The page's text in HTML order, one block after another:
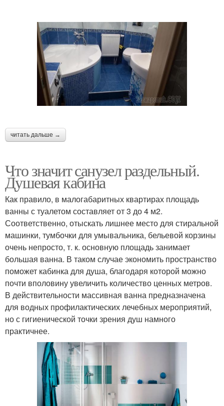
читать дальше →
Что значит санузел раздельный.
Душевая кабина
Как правило, в малогабаритных квартирах площадь
ванны с туалетом составляет от 3 до 4 м2.
Соответственно, отыскать лишнее место для стиральной
машинки, тумбочки для умывальника, бельевой корзины
очень непросто, т. к. основную площадь занимает
большая ванна. В таком случае экономить пространство
поможет кабинка для душа, благодаря которой можно
почти вполовину увеличить количество ценных метров.
В действительности массивная ванна предназначена
для водных профилактических лечебных мероприятий,
но с гигиенической точки зрения душ намного
практичнее.